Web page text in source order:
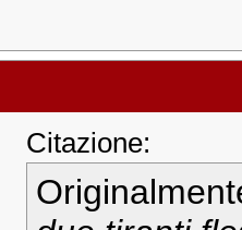
Citazione: